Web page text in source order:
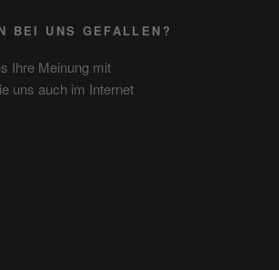
BEI UNS GEFALLEN?
Ihre Meinung mit
uns auch im Internet